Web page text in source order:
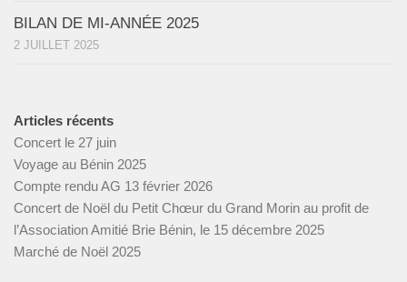
BILAN DE MI-ANNÉE 2025
2 JUILLET 2025
Articles récents
Concert le 27 juin
Voyage au Bénin 2025
Compte rendu AG 13 février 2026
Concert de Noël du Petit Chœur du Grand Morin au profit de
l’Association Amitié Brie Bénin, le 15 décembre 2025
Marché de Noël 2025